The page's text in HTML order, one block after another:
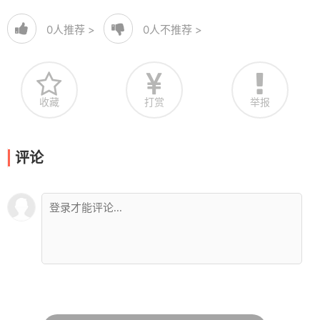
0人推荐 > 0人不推荐 >
收藏 打赏 举报
评论